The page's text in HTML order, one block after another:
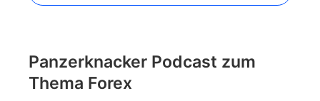
Panzerknacker Podcast zum
Thema Forex